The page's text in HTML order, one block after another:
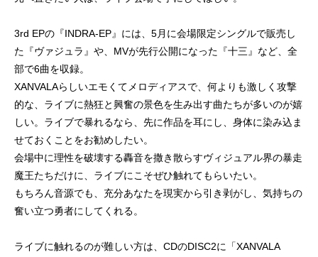
3rd EPの『INDRA-EP』には、5月に会場限定シングルで販売し
た『ヴァジュラ』や、MVが先行公開になった『十三』など、全
部で6曲を収録。
XANVALAらしいエモくてメロディアスで、何よりも激しく攻撃
的な、ライブに熱狂と興奮の景色を生み出す曲たちが多いのが嬉
しい。ライブで暴れるなら、先に作品を耳にし、身体に染み込ま
せておくことをお勧めしたい。
会場中に理性を破壊する轟音を撒き散らすヴィジュアル界の暴走
魔王たちだけに、ライブにこそぜひ触れてもらいたい。
もちろん音源でも、充分あなたを現実から引き剥がし、気持ちの
奮い立つ勇者にしてくれる。
ライブに触れるのが難しい方は、CDのDISC2に「XANVALA